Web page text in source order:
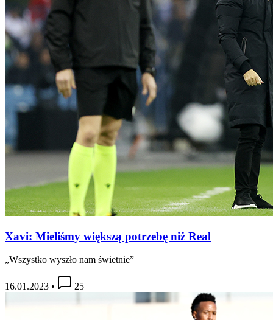
Xavi: Mieliśmy większą potrzebę niż Real
„Wszystko wyszło nam świetnie”
16.01.2023 • 25